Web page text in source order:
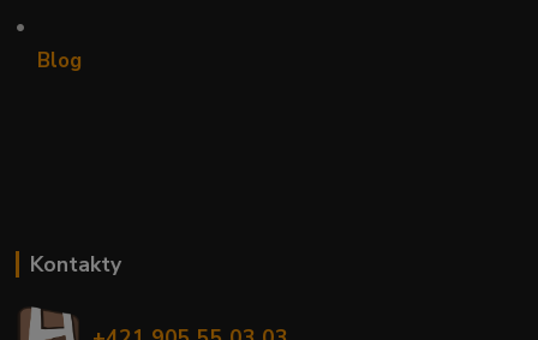
•
Blog
Kontakty